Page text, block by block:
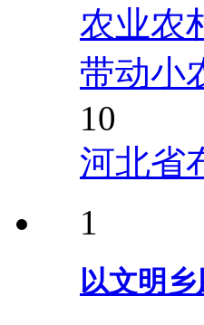
农业农
带动小
10
河北省
1
以文明